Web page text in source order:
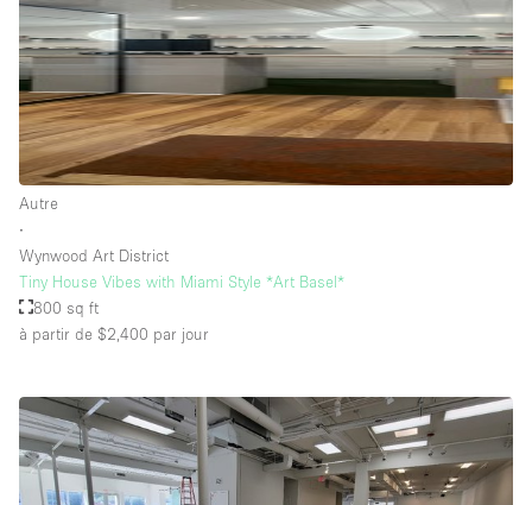
Autre
∙
Wynwood Art District
Tiny House Vibes with Miami Style *Art Basel*
800 sq ft
à partir de $2,400 par jour